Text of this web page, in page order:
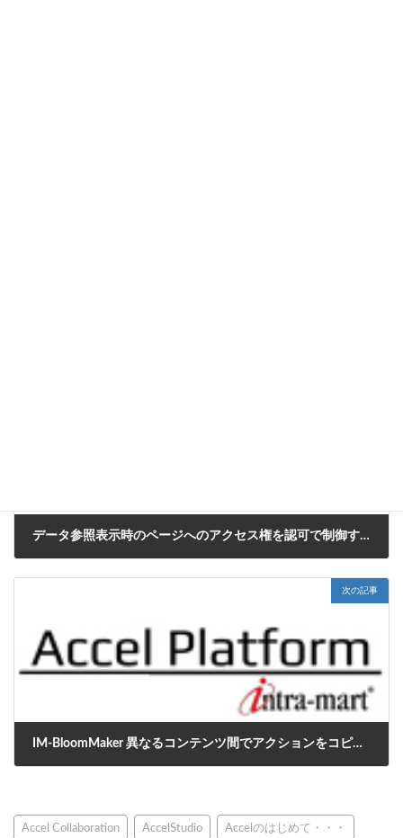
データ参照表示時のページへのアクセス権を認可で制御する方法
次の記事
IM-BloomMaker 異なるコンテンツ間でアクションをコピーする方法
Accel Collaboration AccelStudio Accelのはじめて・・・